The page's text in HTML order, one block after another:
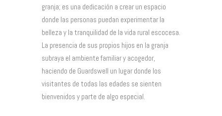
granja; es una dedicación a crear un espacio
donde las personas puedan experimentar la
belleza y la tranquilidad de la vida rural escocesa.
La presencia de sus propios hijos en la granja
subraya el ambiente familiar y acogedor,
haciendo de Guardswell un lugar donde los
visitantes de todas las edades se sienten
bienvenidos y parte de algo especial.